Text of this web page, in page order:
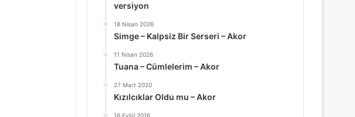
versiyon
18 Nisan 2026
Simge – Kalpsiz Bir Serseri – Akor
11 Nisan 2026
Tuana – Cümlelerim – Akor
27 Mart 2020
Kızılcıklar Oldu mu – Akor
16 Eylül 2016